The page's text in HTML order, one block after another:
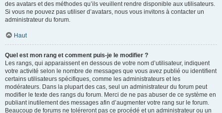
des avatars et des méthodes qu’ils veuillent rendre disponible aux utilisateurs.
Si vous ne pouvez pas utiliser d’avatars, nous vous invitons à contacter un
administrateur du forum.
Haut
Quel est mon rang et comment puis-je le modifier ?
Les rangs, qui apparaissent en dessous de votre nom d’utilisateur, indiquent
votre activité selon le nombre de messages que vous avez publié ou identifient
certains utilisateurs spécifiques, comme les administrateurs et les
modérateurs. Dans la plupart des cas, seul un administrateur du forum peut
modifier le texte des rangs du forum. Merci de ne pas abuser de ce système en
publiant inutilement des messages afin d’augmenter votre rang sur le forum.
Beaucoup de forums ne toléreront pas ce procédé et un administrateur ou un